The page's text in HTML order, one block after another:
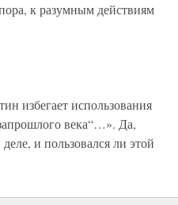
к разумным действиям
избегает использования
века“…». Да,
и пользовался ли этой